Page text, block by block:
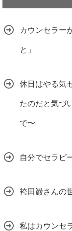
カウンセラー
と」
休日はやる気
たのだと気づ
で〜
自分でセラピ
袴田巌さんの
私はカウンセ